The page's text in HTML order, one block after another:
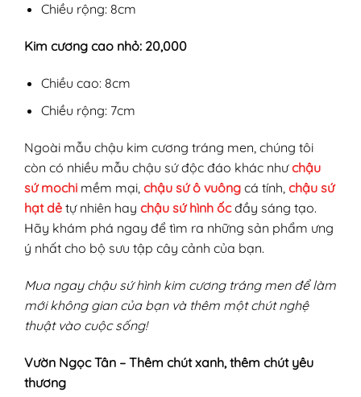
Chiều rộng: 8cm
Kim cương cao nhỏ: 20,000
Chiều cao: 8cm
Chiều rộng: 7cm
Ngoài mẫu chậu kim cương tráng men, chúng tôi
còn có nhiều mẫu chậu sứ độc đáo khác nhưchậu
sứ mochi mềm mại, chậu sứ ô vuông cá tính, chậu sứ
hạt dẻ tự nhiên hay chậu sứ hình ốcđầy sáng tạo.
Hãy khám phá ngay để tìm ra những sản phẩm ưng
ý nhất cho bộ sưu tập cây cảnh của bạn.
Mua ngay chậu sứ hình kim cương tráng men để làm
mới không gian của bạn và thêm một chút nghệ
thuật vào cuộc sống!
Vườn Ngọc Tân – Thêm chút xanh, thêm chút yêu
thương